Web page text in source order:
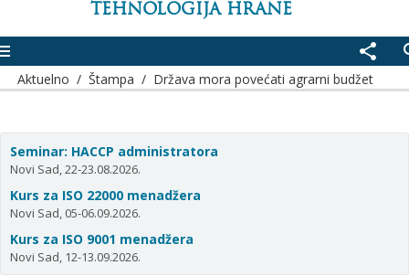
TEHNOLOGIJA HRANE
share
Aktuelno / Štampa / Država mora povećati agrarni budžet
Seminar: HACCP administratora
Novi Sad, 22-23.08.2026.
Kurs za ISO 22000 menadžera
Novi Sad, 05-06.09.2026.
Kurs za ISO 9001 menadžera
Novi Sad, 12-13.09.2026.